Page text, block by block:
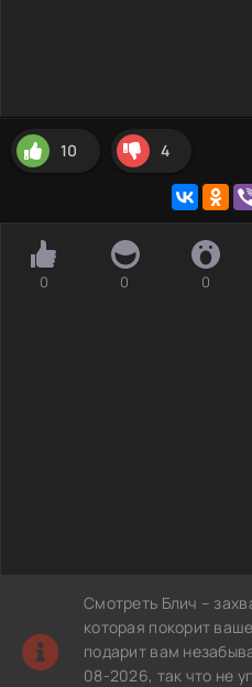
10 4
0 0 0
Смотреть Блич –
которая покорит
подарит вам
08-2026, так что не